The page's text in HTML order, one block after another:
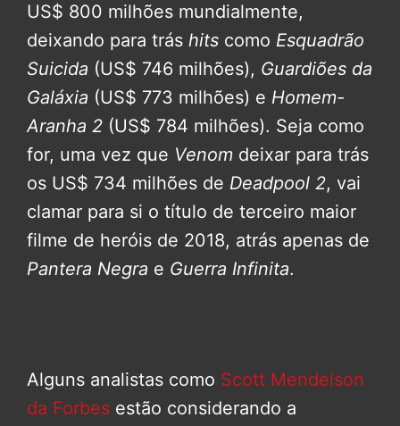
US$ 800 milhões mundialmente,
deixando para trás hits como Esquadrão
Suicida (US$ 746 milhões), Guardiões da
Galáxia (US$ 773 milhões) e Homem-
Aranha 2 (US$ 784 milhões). Seja como
for, uma vez que Venom deixar para trás
os US$ 734 milhões de Deadpool 2, vai
clamar para si o título de terceiro maior
filme de heróis de 2018, atrás apenas de
Pantera Negra e Guerra Infinita.
Alguns analistas como Scott Mendelson
da Forbes estão considerando a